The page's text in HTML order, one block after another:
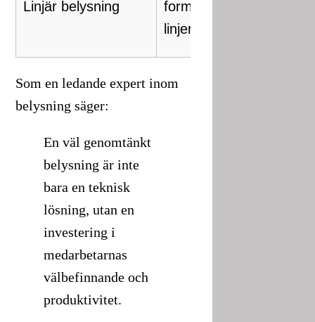
Linjär belysning
form av rör eller
linjer
Som en ledande expert inom
belysning säger:
En väl genomtänkt
belysning är inte
bara en teknisk
lösning, utan en
investering i
medarbetarnas
välbefinnande och
produktivitet.